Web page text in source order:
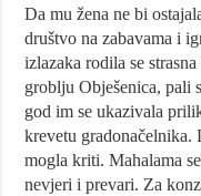
Da mu žena ne bi
društvo na zabavama i
izlazaka rodila se
groblju Obješenica, pali
god im se ukazivala
krevetu gradonačelnika.
mogla kriti. Mahalama
nevjeri i prevari. Za